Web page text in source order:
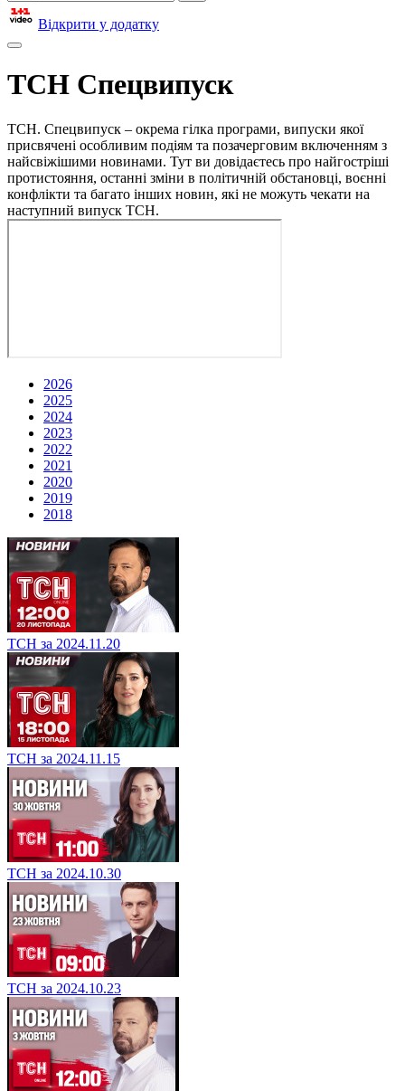
Відкрити у додатку
ТСН Спецвипуск
ТСН. Спецвипуск – окрема гілка програми, випуски якої
присвячені особливим подіям та позачерговим включенням з
найсвіжішими новинами. Тут ви довідаєтесь про найгостріші
протистояння, останні зміни в політичній обстановці, воєнні
конфлікти та багато інших новин, які не можуть чекати на
наступний випуск ТСН.
2026
2025
2024
2023
2022
2021
2020
2019
2018
ТСН за 2024.11.20
ТСН за 2024.11.15
ТСН за 2024.10.30
ТСН за 2024.10.23